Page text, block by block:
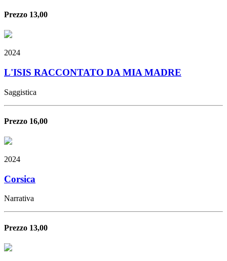
Prezzo 13,00
2024
L'ISIS RACCONTATO DA MIA MADRE
Saggistica
Prezzo 16,00
2024
Corsica
Narrativa
Prezzo 13,00